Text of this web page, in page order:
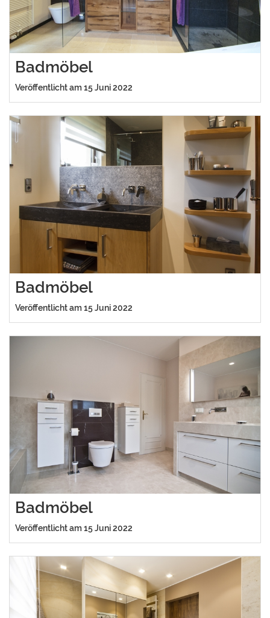
Badmöbel
Veröffentlicht am 15 Juni 2022
Badmöbel
Veröffentlicht am 15 Juni 2022
Badmöbel
Veröffentlicht am 15 Juni 2022